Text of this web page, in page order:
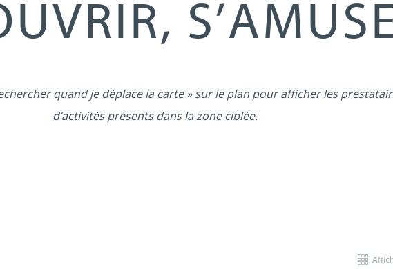
quand je déplace la carte » sur le plan pour afficher les
d’activités présents dans la zone ciblée.